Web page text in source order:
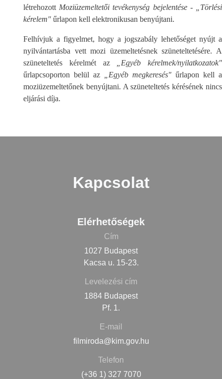
létrehozott Moziüzemeltetői tevékenység bejelentése - „Törlési
kérelem" űrlapon kell elektronikusan benyújtani.
Felhívjuk a figyelmet, hogy a jogszabály lehetőséget nyújt a
nyilvántartásba vett mozi üzemeltetésnek szüneteltetésére. A
szüneteltetés kérelmét az
„Egyéb kérelmek/nyilatkozatok"
űrlapcsoporton belül az
„Egyéb megkeresés" űrlapon kell a
moziüzemeltetőnek benyújtani. A szüneteltetés kérésének nincs
eljárási díja.
Kapcsolat
Elérhetőségek
Cím
1027 Budapest
Kacsa u. 15-23.
Levelezési cím
1884 Budapest
Pf. 1.
E-mail
filmiroda@kim.gov.hu
Telefon
(+36 1) 327 7070